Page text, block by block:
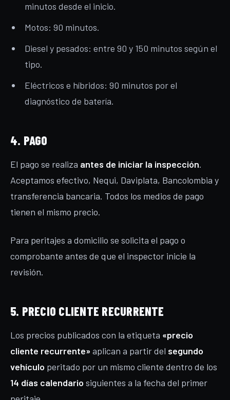
minutos desde el inicio.
Motos: 90 minutos.
Diesel y pesados: entre 90 y 150 minutos según el
tipo.
Eléctricos e híbridos: 90 minutos por el
diagnóstico de batería.
4. PAGO
El pago se realiza antes de iniciar la inspección.
Aceptamos efectivo, Nequi, Daviplata, Bancolombia y
transferencia bancaria. Todos los medios de pago
tienen el mismo precio.
Para peritajes a domicilio se solicita el pago o
comprobante antes de que el inspector inicie la
revisión.
5. PRECIO CLIENTE RECURRENTE
Los precios publicados con la etiqueta «precio
cliente recurrente»aplican a partir del segundo
vehículo peritado por un mismo cliente dentro de los
14 días calendario siguientes a la fecha del primer